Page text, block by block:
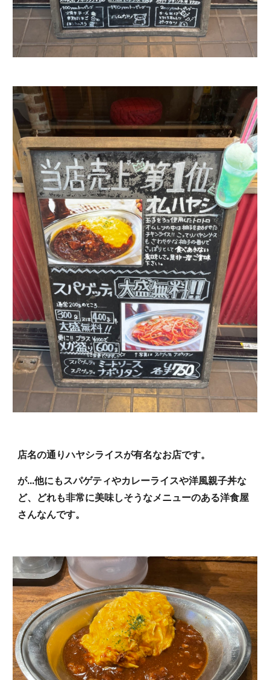
店名の通りハヤシライスが有名なお店です。
が...他にもスパゲティやカレーライスや洋風親子丼な
ど、どれも非常に美味しそうなメニューのある洋食屋
さんなんです。